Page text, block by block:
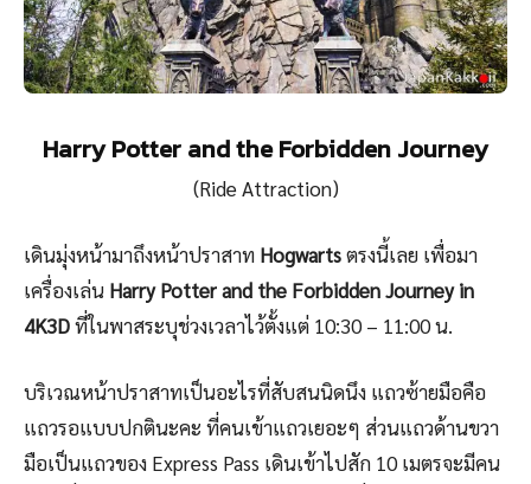
Harry Potter and the Forbidden Journey
(Ride Attraction)
เดินมุ่งหน้ามาถึงหน้าปราสาท Hogwartsตรงนี้เลย เพื่อมา
เครื่องเล่น Harry Potter and the Forbidden Journey in
4K3Dที่ในพาสระบุช่วงเวลาไว้ตั้งแต่ 10:30 – 11:00 น.
บริเวณหน้าปราสาทเป็นอะไรที่สับสนนิดนึง แถวซ้ายมือคือ
แถวรอแบบปกตินะคะ ที่คนเข้าแถวเยอะๆ ส่วนแถวด้านขวา
มือเป็นแถวของ Express Pass เดินเข้าไปสัก 10 เมตรจะมีคน